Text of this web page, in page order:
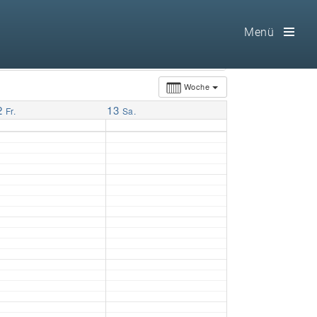
Home
100 F.A.Q.
Menü
Woche
Fr. 13 Sa.